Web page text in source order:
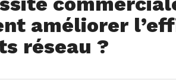
améliorer
réseau ?